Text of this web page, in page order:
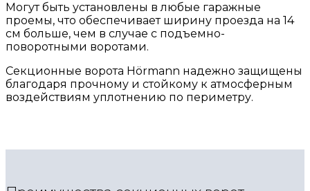
Могут быть установлены в любые гаражные
проемы, что обеспечивает ширину проезда на 14
см больше, чем в случае с подъемно-
поворотными воротами.
Секционные ворота Hörmann надежно защищены
благодаря прочному и стойкому к атмосферным
воздействиям уплотнению по периметру.